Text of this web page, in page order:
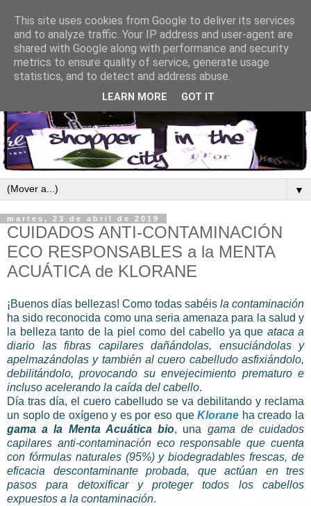
▼
martes, 23 de abril de 2019
CUIDADOS ANTI-CONTAMINACIÓN
ECO RESPONSABLES a la MENTA
ACUÁTICA de KLORANE
¡Buenos días bellezas! Como todas sabéis la contaminación
ha sido reconocida como una seria amenaza para la salud y
la belleza tanto de la piel como del cabello ya que ataca a
diario las fibras capilares dañándolas, ensuciándolas y
apelmazándolas y también al cuero cabelludo asfixiándolo,
debilitándolo, provocando su envejecimiento prematuro e
incluso acelerando la caída del cabello.
Día tras día, el cuero cabelludo se va debilitando y reclama
un soplo de oxígeno y es por eso queKlorane ha creado la
gama a la Menta Acuática bio, una gama de cuidados
capilares anti-contaminación eco responsable que cuenta
con fórmulas naturales (95%) y biodegradables frescas, de
eficacia descontaminante probada, que actúan en tres
pasos para detoxificar y proteger todos los cabellos
expuestos a la contaminación.
This site uses cookies from Google to deliver its services
and to analyze traffic. Your IP address and user-agent are
shared with Google along with performance and security
metrics to ensure quality of service, generate usage
statistics, and to detect and address abuse.
LEARN MORE GOT IT